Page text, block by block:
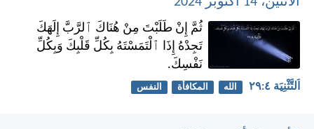
ثُمَّ إِنْ طَلَبْتَ مِنْ هُنَاكَ ٱلرَّبَّ إِلَهَكَ
تَجِدْهُ إِذَا ٱلْتَمَسْتَهُ بِكُلِّ قَلْبِكَ وَبِكُلِّ
نَفْسِكَ.
اَلتَّثْنِيَة ٤:‏٢٩ الله المكافأة النفس